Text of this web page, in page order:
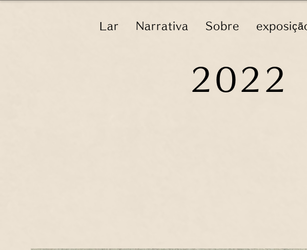
Lar Narrativa Sobre
2022